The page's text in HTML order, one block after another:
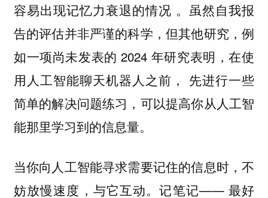
容易出现记忆力衰退的情况 。虽然自我报
告的评估并非严谨的科学，但其他研究，例
如一项尚未发表的 2024 年研究表明，在使
用人工智能聊天机器人之前， 先进行一些
简单的解决问题练习，可以提高你从人工智
能那里学习到的信息量。
当你向人工智能寻求需要记住的信息时，不
妨放慢速度，与它互动。记笔记—— 最好